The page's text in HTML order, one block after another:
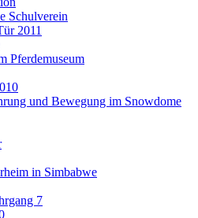
Schulverein
2011
Pferdemuseum
und Bewegung im Snowdome
in Simbabwe
7